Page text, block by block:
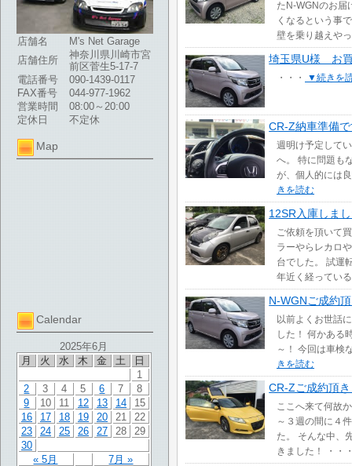
店舗名
M's Net Garage
店舗住所
神奈川県川崎市宮
前区菅生5-17-7
電話番号
090-1439-0117
FAX番号
044-977-1962
営業時間
08:00～20:00
定休日
不定休
Map
Calendar
2025年6月
月
火 水 木 金 土 日
« 5月 7月 »
1
2
3 4 5 6 7
8
9
10 11 12 13 14
15
16
17 18 19 20 21
22
23
24 25 26 27 28
29
30
たN-WGNのお届
くなるという事
壁を乗り越えや
埼玉県U様 お
・・・ ▼続きを
CR-Z納車準備
週明け予定して
へ。 特に問題も
が、個人的には
きを読む
12SR入庫しま
ご依頼を頂いて
ラーやらレカロ
台でした。 試運
年近く経ってい
N-WGNご成約
以前よくお世話
した！ 何かある
～！ 今回は車検
きを読む
CR-Zご成約頂
ここへ来て何故
～３週の間に４
た。 そんな中、
きました！ ・・